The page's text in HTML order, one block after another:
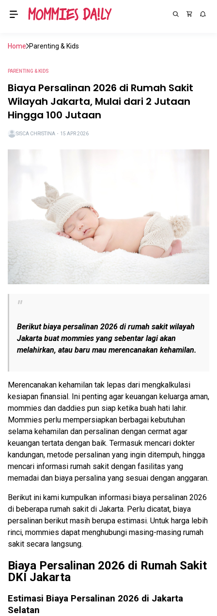
Home Parenting & Kids
PARENTING & KIDS
Biaya Persalinan 2026 di Rumah Sakit
Wilayah Jakarta, Mulai dari 2 Jutaan
Hingga 100 Jutaan
SISCA CHRISTINA ・ 15 APR 2026
Berikut biaya persalinan 2026 di rumah sakit wilayah
Jakarta buat mommies yang sebentar lagi akan
melahirkan, atau baru mau merencanakan kehamilan.
Merencanakan kehamilan tak lepas dari mengkalkulasi
kesiapan finansial. Ini penting agar keuangan keluarga aman,
mommies dan daddies pun siap ketika buah hati lahir.
Mommies perlu mempersiapkan berbagai kebutuhan
selama kehamilan dan persalinan dengan cermat agar
keuangan tertata dengan baik. Termasuk mencari dokter
kandungan, metode persalinan yang ingin ditempuh, hingga
mencari informasi rumah sakit dengan fasilitas yang
memadai dan biaya persalina yang sesuai dengan anggaran.
Berikut ini kami kumpulkan informasi biaya persalinan 2026
di beberapa rumah sakit di Jakarta. Perlu dicatat, biaya
persalinan berikut masih berupa estimasi. Untuk harga lebih
rinci, mommies dapat menghubungi masing-masing rumah
sakit secara langsung.
Biaya Persalinan 2026 di Rumah Sakit
DKI Jakarta
Estimasi Biaya Persalinan 2026 di Jakarta
Selatan